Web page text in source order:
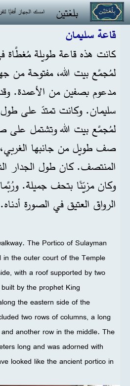
تجاوز إلى المحتوى الرئيسي
بلغتين امسك الجهاز أفقيًا
قاعة سليمان
كانت هذه قاعة طويلة مُغطَّاة
لمُجمَّع بيت الله، مفتوحة من
مدعوم بصفين من الأعمدة. وقد
سليمان. وكانت تمتدّ على
لمُجمَّع بيت الله وتشتمل على
صف طويل من جانبها
وكان مزيّنًا بتحف جميلة.
الرواق العتيق في الصورة أدناه.
The Portico of Sulayman
the outer court of the Temple
with a roof supported by two
by the prophet King
the eastern side of the
two rows of columns, a long
another row in the middle. The
long and was adorned with
looked like the ancient portico in